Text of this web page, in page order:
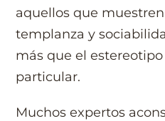
aquellos que
templanza y
más que el
particular.
Muchos expertos